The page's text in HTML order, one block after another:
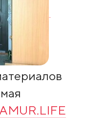
AMUR.LIFE